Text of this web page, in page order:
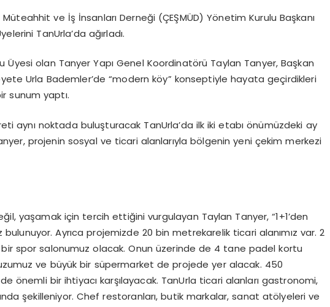
ve İş İnsanları Derneği (ÇEŞMÜD) Yönetim Kurulu Başkanı
TanUrla’da ağırladı.
Üyesi olan Tanyer Yapı Genel Koordinatörü Taylan Tanyer, Başkan
Urla Bademler’de “modern köy” konseptiyle hayata geçirdikleri
sunum yaptı.
aynı noktada buluşturacak TanUrla’da ilk iki etabı önümüzdeki ay
, projenin sosyal ve ticari alanlarıyla bölgenin yeni çekim merkezi
yaşamak için tercih ettiğini vurgulayan Taylan Tanyer, “1+1’den
Ayrıca projemizde 20 bin metrekarelik ticari alanımız var. 2
spor salonumuz olacak. Onun üzerinde de 4 tane padel kortu
ve büyük bir süpermarket de projede yer alacak. 450
önemli bir ihtiyacı karşılayacak. TanUrla ticari alanları gastronomi,
şekilleniyor. Chef restoranları, butik markalar, sanat atölyeleri ve